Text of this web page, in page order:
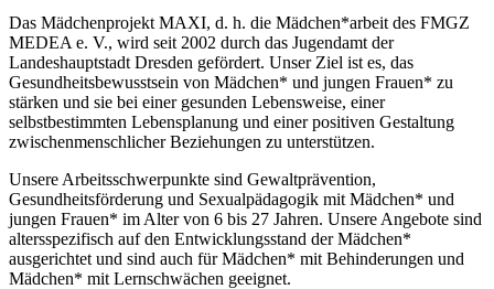
Das Mädchenprojekt MAXI, d. h. die Mädchen*arbeit des FMGZ
MEDEA e. V., wird seit 2002 durch das Jugendamt der
Landeshauptstadt Dresden gefördert. Unser Ziel ist es, das
Gesundheitsbewusstsein von Mädchen* und jungen Frauen* zu
stärken und sie bei einer gesunden Lebensweise, einer
selbstbestimmten Lebensplanung und einer positiven Gestaltung
zwischenmenschlicher Beziehungen zu unterstützen.
Unsere Arbeitsschwerpunkte sind Gewaltprävention,
Gesundheitsförderung und Sexualpädagogik mit Mädchen* und
jungen Frauen* im Alter von 6 bis 27 Jahren. Unsere Angebote sind
altersspezifisch auf den Entwicklungsstand der Mädchen*
ausgerichtet und sind auch für Mädchen* mit Behinderungen und
Mädchen* mit Lernschwächen geeignet.